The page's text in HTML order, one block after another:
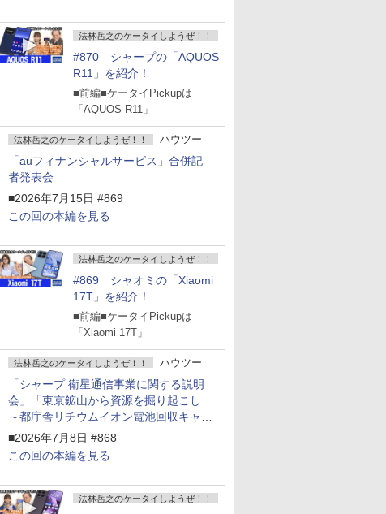
法林岳之のケータイしようぜ！！
#870 シャープの「AQUOS
R11」を紹介！
■前編■ケータイPickupは
「AQUOS R11」
法林岳之のケータイしようぜ！！ ハウツー
「auフィナンシャルサービス」合併記
者発表会
■2026年7月15日 #869
この回の本編を見る
法林岳之のケータイしようぜ！！
#869 シャオミの「Xiaomi
17T」を紹介！
■前編■ケータイPickupは
「Xiaomi 17T」
法林岳之のケータイしようぜ！！ ハウツー
「シャープ 衛星通信事業に関する説明
会」「東京鉱山から資源を掘り起こし
～都庁舎リチウムイオン電池回収キャン
ペーン～」
■2026年7月8日 #868
この回の本編を見る
法林岳之のケータイしようぜ！！